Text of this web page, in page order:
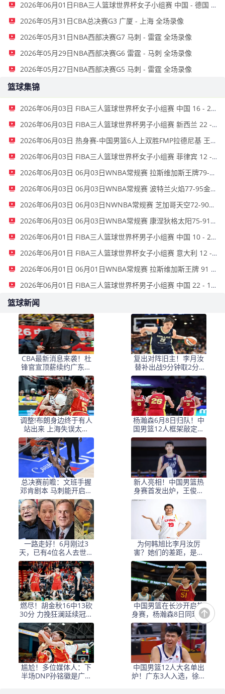
2026年06月01日FIBA三人篮球世界杯女子小组赛 中国 - 德国 全场录像
2026年05月31日CBA总决赛G3 广厦 - 上海 全场录像
2026年05月31日NBA西部决赛G7 马刺 - 雷霆 全场录像
2026年05月29日NBA西部决赛G6 雷霆 - 马刺 全场录像
2026年05月27日NBA西部决赛G5 马刺 - 雷霆 全场录像
篮球集锦
2026年06月03日 FIBA三人篮球世界杯女子小组赛 中国 16 - 21 拉脱维亚 集锦
2026年06月03日 FIBA三人篮球世界杯男子小组赛 新西兰 22 - 19 中国 集锦
2026年06月03日 热身赛-中国男篮6人上双胜FMP拉德尼基 王俊杰18+14 徐昕10+8
2026年06月03日 FIBA三人篮球世界杯女子小组赛 菲律宾 12 - 20 中国 集锦
2026年06月03日 06月03日WNBA常规赛 拉斯维加斯王牌79-69洛杉矶火花 全场集锦
2026年06月03日 06月03日WNBA常规赛 波特兰火焰77-95金州女武神 全场集锦
2026年06月03日 06月03日NWNBA常规赛 芝加哥天空72-90华盛顿神秘人 全场集锦
2026年06月03日 06月03日WNBA常规赛 康涅狄格太阳75-91亚特兰大梦想 全场集锦
2026年06月01日 FIBA三人篮球世界杯男子小组赛 中国 10 - 22 荷兰 全场集锦
2026年06月01日 FIBA三人篮球世界杯女子小组赛 意大利 12 - 21 中国 集锦
2026年06月01日 06月01日WNBA常规赛 拉斯维加斯王牌 91 - 81 金州女武神 集锦
2026年06月01日 FIBA三人篮球世界杯男子小组赛 中国 22 - 14 日本 全场集锦
篮球新闻
CBA最新消息来袭！杜
锋官宣顶薪续约广东男
篮，杨鸣婉拒执教北控
复出对阵旧主！李月汝
替补出战9分钟取2分2
板，飞翼大胜风暴斩获
三连胜
调整!布朗身边终于有人
站出来 上海失误太多
+犯规困扰
杨瀚森6月8日归队！中
国男篮12人框架敲定，
锋线王牌竟是他？
总决赛前瞻：文班手握
邓肯剧本 马刺能开启新
时代吗？
新人亮相！中国男篮热
身赛首发出炉，王俊杰
领衔+徐昕坐镇禁区
一路走好！6月刚过3
天，已有4位名人去世，
姚明等人发文悼念
为何韩旭比李月汝厉
害？她们的差距，是张
子宇选秀顺位暴跌的原
因
燃尽！胡金秋16中13砍
30分 力挽狂澜延续冠军
悬念
中国男篮在长沙开启热
身赛，杨瀚森8日同球队
会合
尴尬！多位媒体人：下
半场DNP孙铭徽是广厦
中国男篮12人大名单出
炉！广东3人入选，徐昕